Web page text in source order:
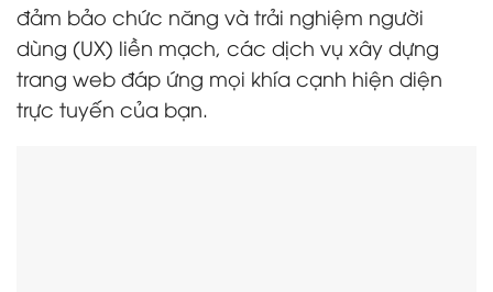
đảm bảo chức năng và trải nghiệm người
dùng (UX) liền mạch, các dịch vụ xây dựng
trang web đáp ứng mọi khía cạnh hiện diện
trực tuyến của bạn.